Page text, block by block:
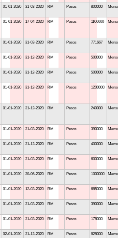
01-01-2020 31-03-2020 RM Pesos 800000
01-01-2020 17-04-2020 RM Pesos 1100000
01-01-2020 31-03-2020 RM Pesos 771667
01-01-2020 31-12-2020 RM Pesos 500000
01-01-2020 31-12-2020 RM Pesos 500000
01-01-2020 31-12-2020 RM Pesos 1200000
01-01-2020 31-12-2020 RM Pesos 240000
01-01-2020 31-03-2020 RM Pesos 390000
01-01-2020 31-12-2020 RM Pesos 400000
01-01-2020 31-03-2020 RM Pesos 600000
01-01-2020 30-06-2020 RM Pesos 1000000
01-01-2020 12-03-2020 RM Pesos 685000
01-01-2020 31-03-2020 RM Pesos 390000
01-01-2020 31-03-2020 RM Pesos 178000
02-01-2020 31-12-2020 RM Pesos 828000